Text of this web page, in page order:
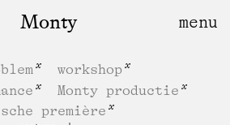
Monty
workshop
Monty productie
première